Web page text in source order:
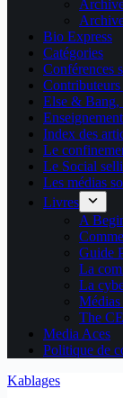
Bio Express
Catégories
Conférences
Else & Bang,
Index des
Le
Le Social
Les médias
Livres
A
Guide
La
La
The
Media Aces
Politique de
Kablages